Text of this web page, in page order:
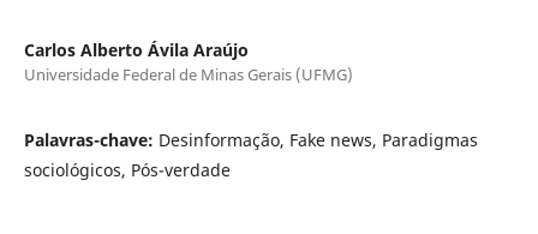
Carlos Alberto Ávila Araújo
Universidade Federal de Minas Gerais (UFMG)
Palavras-chave: Desinformação, Fake news, Paradigmas
sociológicos, Pós-verdade